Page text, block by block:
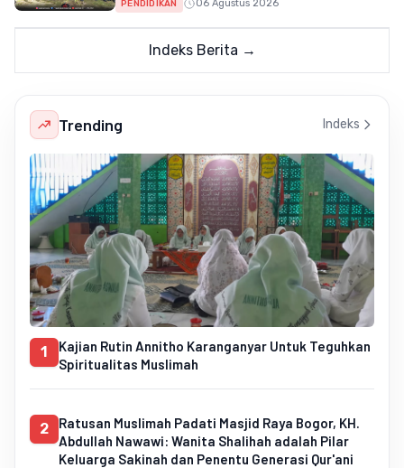
PENDIDIKAN 06 Agustus 2026
Indeks Berita →
Trending Indeks
1
Kajian Rutin Annitho Karanganyar Untuk Teguhkan
Spiritualitas Muslimah
2
Ratusan Muslimah Padati Masjid Raya Bogor, KH.
Abdullah Nawawi: Wanita Shalihah adalah Pilar
Keluarga Sakinah dan Penentu Generasi Qur'ani